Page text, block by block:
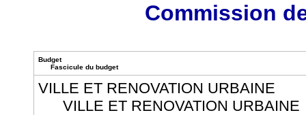
Commission
Budget
Fascicule du budget
VILLE ET RENOVATION URBAINE
VILLE ET RENOVATION URBAINE